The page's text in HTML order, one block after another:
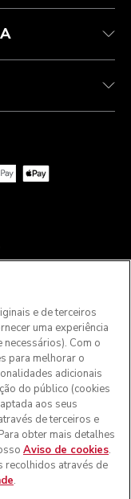
outros territórios
equipa de Apoio
de forma a
exatos e aplicar a
e de terceiros
uma experiência
Com o
para melhorar o
adicionais
do público (cookies
aos seus
de terceiros e
obter mais detalhes
Aviso de cookies.
recolhidos através de
.